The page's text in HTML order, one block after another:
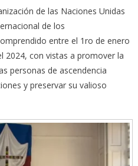
de las Naciones Unidas
de los
entre el 1ro de enero
2024, con vistas a promover la
personas de ascendencia
y preservar su valioso